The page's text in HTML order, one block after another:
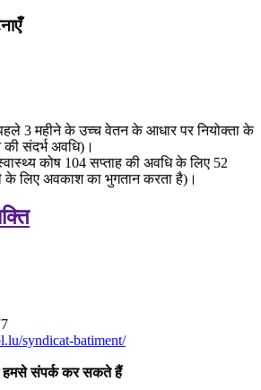
3 महीने के उच्च वेतन के आधार पर नियोक्ता के
की संदर्भ अवधि)।
कोष 104 सप्ताह की अवधि के लिए 52
के लिए अवकाश का भुगतान करता है)।
syndicat-batiment/
हमसे संपर्क कर सकते हैं